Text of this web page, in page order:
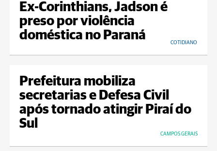
Ex-Corinthians, Jadson é
preso por violência
doméstica no Paraná
COTIDIANO
Prefeitura mobiliza
secretarias e Defesa Civil
após tornado atingir Piraí do
Sul
CAMPOS GERAIS